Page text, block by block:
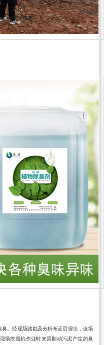
。经现场踏勘及分析考证后得出，该场
场挖掘机作业时来回翻动污泥产生的臭